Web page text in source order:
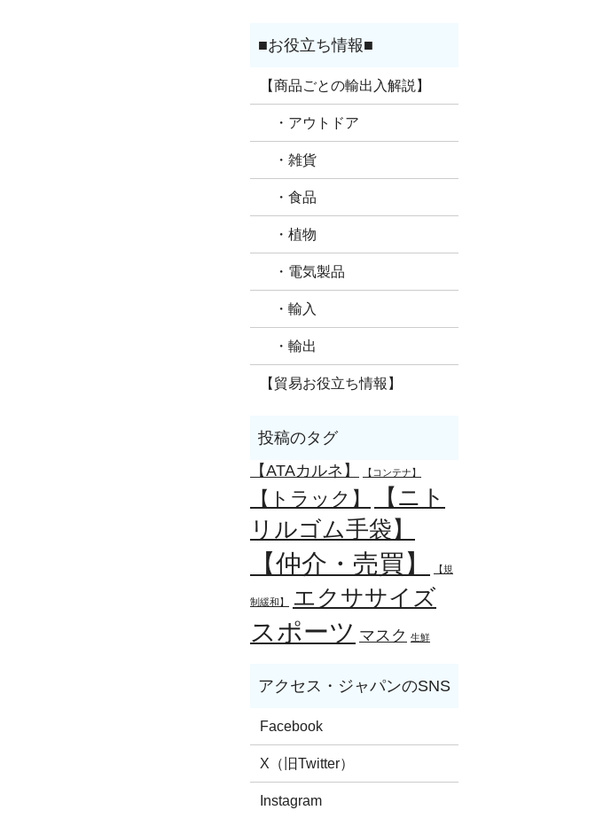
【商品ごとの輸出入解説】
・アウトドア
・雑貨
・食品
・植物
・電気製品
・輸入
・輸出
【貿易お役立ち情報】
【ATAカルネ】 【コンテナ】
【トラック】
【ニト
リルゴム手袋】
【仲介・売買】 【規
制緩和】 エクササイズ
スポーツ マスク 生鮮
Facebook
X（旧Twitter）
Instagram